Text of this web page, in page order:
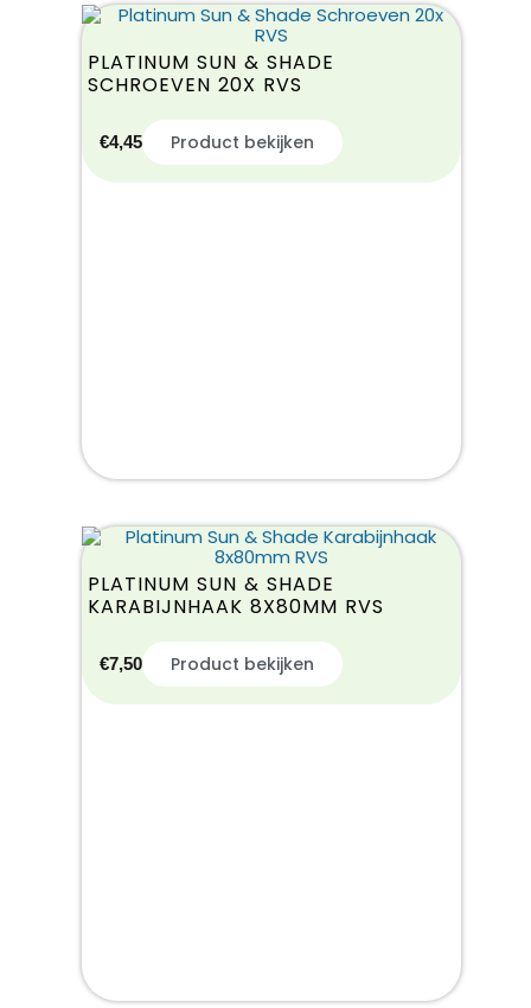
PLATINUM SUN & SHADE
SCHROEVEN 20X RVS
€4,45 Product bekijken
PLATINUM SUN & SHADE
KARABIJNHAAK 8X80MM RVS
€7,50 Product bekijken